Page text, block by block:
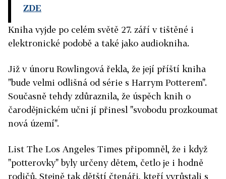
ZDE
Kniha vyjde po celém světě 27. září v tištěné i
elektronické podobě a také jako audiokniha.
Již v únoru Rowlingová řekla, že její příští kniha
"bude velmi odlišná od série s Harrym Potterem".
Současně tehdy zdůraznila, že úspěch knih o
čarodějnickém učni jí přinesl "svobodu prozkoumat
nová území".
List The Los Angeles Times připomněl, že i když
"potterovky" byly určeny dětem, četlo je i hodně
rodičů. Stejně tak dětští čtenáři, kteří vyrůstali s